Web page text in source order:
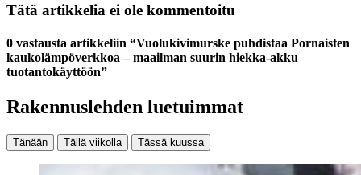
Tätä artikkelia ei ole kommentoitu
0 vastausta artikkeliin “Vuolukivimurske puhdistaa Pornaisten
kaukolämpöverkkoa – maailman suurin hiekka-akku
tuotantokäyttöön”
Rakennuslehden luetuimmat
Tänään Tällä viikolla Tässä kuussa